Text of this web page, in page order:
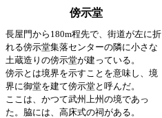
傍示堂
長屋門から180m程先で、街道が左に折
れる傍示堂集落センターの隣に小さな
土蔵造りの傍示堂が建っている。
傍示とは境界を示すことを意味し、境
界に御堂を建て傍示堂と呼んだ。
ここは、かつて武州上州の境であっ
た。 脇には、高床式の祠がある。